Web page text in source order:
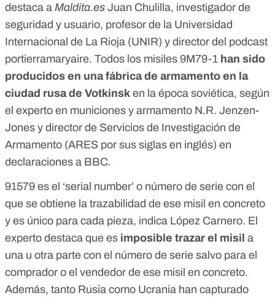
destaca a Maldita.es Juan Chulilla, investigador de
seguridad y usuario, profesor de la Universidad
Internacional de La Rioja (UNIR) y director del podcast
portierramaryaire. Todos los misiles 9M79-1 han sido
producidos en una fábrica de armamento en la
ciudad rusa de Votkinsk en la época soviética, según
el experto en municiones y armamento N.R. Jenzen-
Jones y director de Servicios de Investigación de
Armamento (ARES por sus siglas en inglés) en
declaraciones a BBC.
91579 es el ‘serial number’ o número de serie con el
que se obtiene la trazabilidad de ese misil en concreto
y es único para cada pieza, indica López Carnero. El
experto destaca que es imposible trazar el misil a
una u otra parte con el número de serie salvo para el
comprador o el vendedor de ese misil en concreto.
Además, tanto Rusia como Ucrania han capturado